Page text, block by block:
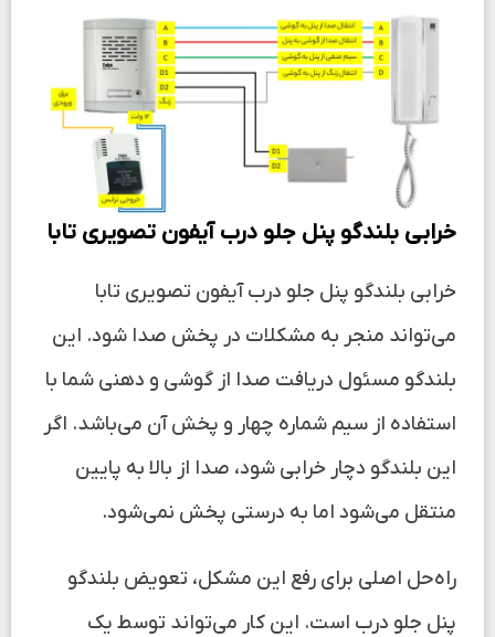
خرابی بلندگو پنل جلو درب آیفون تصویری تابا
خرابی بلندگو پنل جلو درب آیفون تصویری تابا
می‌تواند منجر به مشکلات در پخش صدا شود. این
بلندگو مسئول دریافت صدا از گوشی و دهنی شما با
استفاده از سیم شماره چهار و پخش آن می‌باشد. اگر
این بلندگو دچار خرابی شود، صدا از بالا به پایین
منتقل می‌شود اما به درستی پخش نمی‌شود.
راه‌حل اصلی برای رفع این مشکل، تعویض بلندگو
پنل جلو درب است. این کار می‌تواند توسط یک